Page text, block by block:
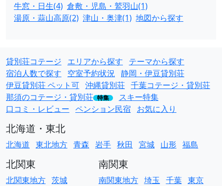
牛窓・日生(4) 倉敷・児島・鷲羽山(1)
湯原・蒜山高原(2) 津山・奥津(1) 地図から探す
貸別荘コテージ エリアから探す
テーマから探す
宿泊人数で探す
空室予約状況 静岡・伊豆貸別荘
伊豆貸別荘 ペット可 沖縄貸別荘 千葉コテージ・貸別荘
那須のコテージ・貸別荘 特集
スキー特集
口コミ・レビュー ペンション民宿 お気に入り
北海道・東北
北海道 東北地方 青森 岩手 秋田 宮城 山形 福島
北関東
北関東地方 茨城
南関東
南関東地方 埼玉 千葉 東京